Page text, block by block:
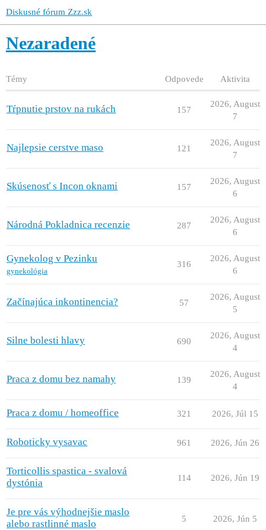
Diskusné fórum Zzz.sk
Nezaradené
Témy Odpovede Aktivita
Tŕpnutie prstov na rukách 157
2026, August
7
Najlepsie cerstve maso 121
2026, August
7
Skúsenosť s Incon oknami 157
2026, August
6
Národná Pokladnica recenzie 287
2026, August
6
Gynekolog v Pezinku
gynekológia
316
2026, August
6
Začínajúca inkontinencia? 57
2026, August
5
Silne bolesti hlavy 690
2026, August
4
Praca z domu bez namahy 139
2026, August
4
Praca z domu / homeoffice 321 2026, Júl 15
Roboticky vysavac 961 2026, Jún 26
Torticollis spastica - svalová
dystónia
114 2026, Jún 19
Je pre vás výhodnejšie maslo
alebo rastlinné maslo
5 2026, Jún 5